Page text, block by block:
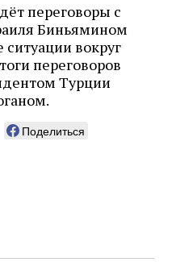
переговоры с
Биньямином
вокруг
переговоров
Турции
Поделиться